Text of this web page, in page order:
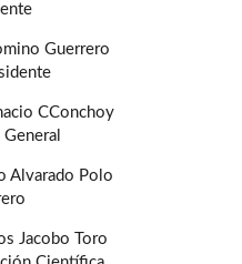
Guerrero
CConchoy
Alvarado Polo
Jacobo Toro